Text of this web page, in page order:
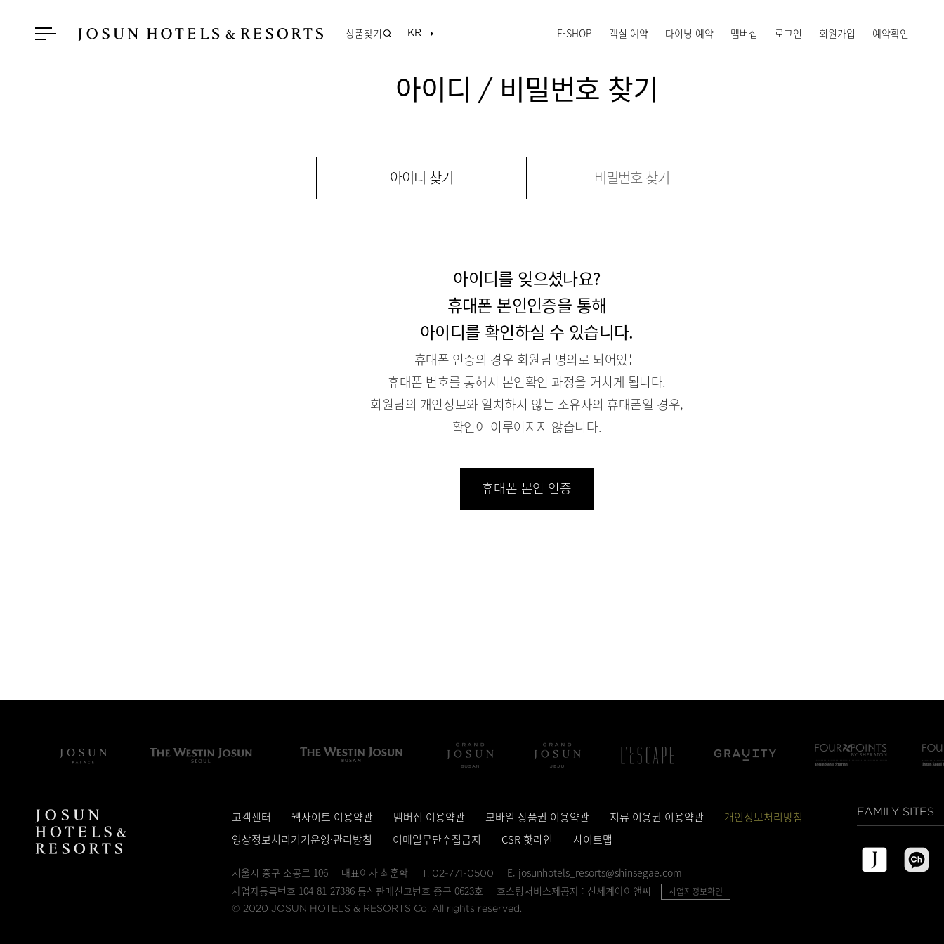
상품찾기 E-SHOP 객실 예약 다이닝 예약 멤버십 로그인 회원가입 예약확인
아이디 / 비밀번호 찾기
아이디 찾기 비밀번호 찾기
아이디를 잊으셨나요?
휴대폰 본인인증을 통해
아이디를 확인하실 수 있습니다.
휴대폰 인증의 경우 회원님 명의로 되어있는
휴대폰 번호를 통해서 본인확인 과정을 거치게 됩니다.
회원님의 개인정보와 일치하지 않는 소유자의 휴대폰일 경우,
확인이 이루어지지 않습니다.
휴대폰 본인 인증
고객센터 웹사이트 이용약관 멤버십 이용약관 모바일 상품권 이용약관 지류 이용권 이용약관
개인정보처리방침
영상정보처리기기운영·관리방침
이메일무단수집금지 CSR 핫라인 사이트맵
서울시 중구 소공로 106 대표이사 최훈학 T. 02-771-0500
E. josunhotels_resorts@shinsegae.com
사업자등록번호 104-81-27386 통신판매신고번호 중구 0623호
호스팅서비스제공자 : 신세계아이앤씨 사업자정보확인
© 2020 JOSUN HOTELS & RESORTS Co. All rights reserved.